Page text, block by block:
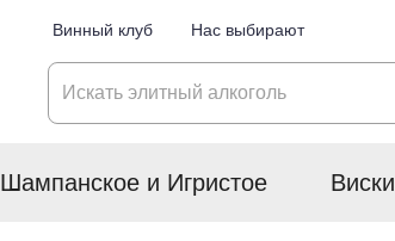
Винный клуб Нас выбирают
Шампанское и Игристое Виски